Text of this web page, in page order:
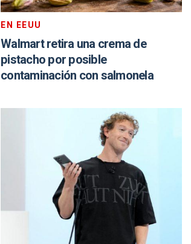
EN EEUU
Walmart retira una crema de
pistacho por posible
contaminación con salmonela